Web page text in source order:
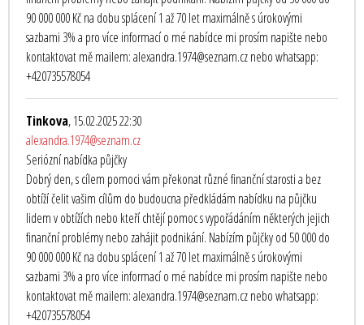
90 000 000 Kč na dobu splácení 1 až 70 let maximálně s úrokovými
sazbami 3% a pro více informací o mé nabídce mi prosím napište nebo
kontaktovat mě mailem: alexandra.1974@seznam.cz nebo whatsapp:
+420735578054
Tinkova, 15.02.2025 22:30
alexandra.1974@seznam.cz
Seriózní nabídka půjčky
Dobrý den, s cílem pomoci vám překonat různé finanční starosti a bez
obtíží čelit vašim cílům do budoucna předkládám nabídku na půjčku
lidem v obtížích nebo kteří chtějí pomoc s vypořádáním některých jejich
finanční problémy nebo zahájit podnikání. Nabízím půjčky od 50 000 do
90 000 000 Kč na dobu splácení 1 až 70 let maximálně s úrokovými
sazbami 3% a pro více informací o mé nabídce mi prosím napište nebo
kontaktovat mě mailem: alexandra.1974@seznam.cz nebo whatsapp:
+420735578054